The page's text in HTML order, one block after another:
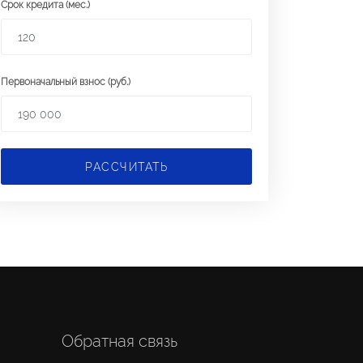
Срок кредита (мес.)
Первоначальный взнос (руб.)
РАССЧИТАТЬ
Обратная связь